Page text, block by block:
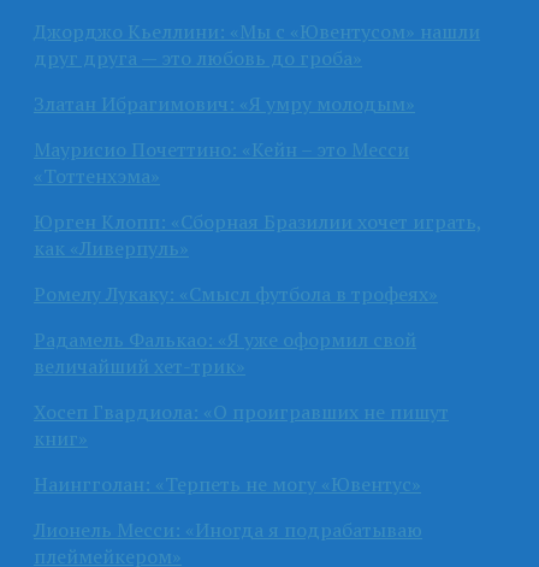
Джорджо Кьеллини: «Мы с «Ювентусом» нашли
друг друга — это любовь до гроба»
Златан Ибрагимович: «Я умру молодым»
Маурисио Почеттино: «Кейн – это Месси
«Тоттенхэма»
Юрген Клопп: «Сборная Бразилии хочет играть,
как «Ливерпуль»
Ромелу Лукаку: «Смысл футбола в трофеях»
Радамель Фалькао: «Я уже оформил свой
величайший хет-трик»
Хосеп Гвардиола: «О проигравших не пишут
книг»
Наингголан: «Терпеть не могу «Ювентус»
Лионель Месси: «Иногда я подрабатываю
плеймейкером»